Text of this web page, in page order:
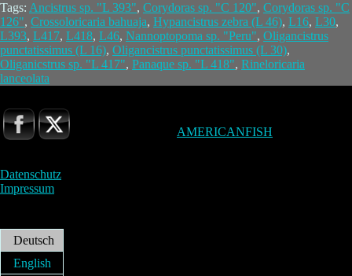
Tags: Ancistrus sp. "L 393", Corydoras sp. "C 120", Corydoras sp. "C
126", Crossoloricaria bahuaja, Hypancistrus zebra (L 46), L16, L30,
L393, L417, L418, L46, Nannoptopoma sp. "Peru", Oligancistrus
punctatissimus (L 16), Oligancistrus punctatissimus (L 30),
Oliganicstrus sp. "L 417", Panaque sp. "L 418", Rineloricaria
lanceolata
AMERICANFISH
Datenschutz
Impressum
Deutsch
English